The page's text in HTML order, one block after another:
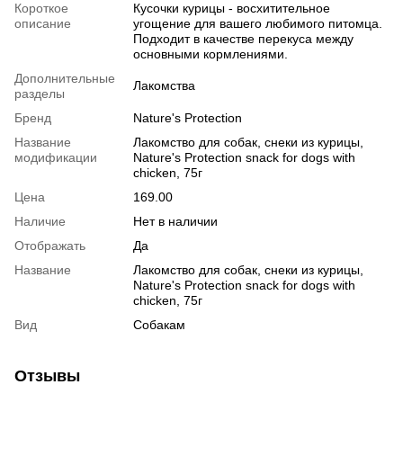
Короткое
описание
Кусочки курицы - восхитительное
угощение для вашего любимого питомца.
Подходит в качестве перекуса между
основными кормлениями.
Дополнительные
разделы
Лакомства
Бренд
Nature's Protection
Название
модификации
Лакомство для собак, снеки из курицы,
Nature's Protection snack for dogs with
chicken, 75г
Цена
169.00
Наличие
Нет в наличии
Отображать
Да
Название
Лакомство для собак, снеки из курицы,
Nature's Protection snack for dogs with
chicken, 75г
Вид
Собакам
Отзывы